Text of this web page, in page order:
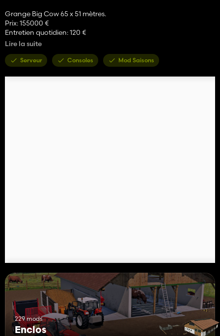
Grange Big Cow 65 x 51 mètres.
Prix: 155000 €
Entretien quotidien: 120 €
Capacité: 300 vaches
Prêt pour les saisons
Lire la suite
Serveur Consoles Mod Saisons
229 mods
Enclos